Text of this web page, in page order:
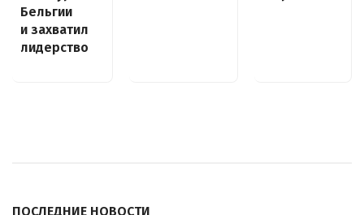
Бельгии
и захватил
лидерство
ПОСЛЕДНИЕ НОВОСТИ